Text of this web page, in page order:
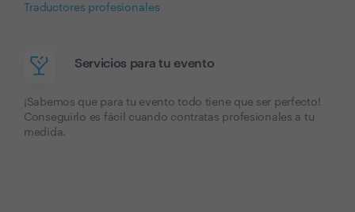
Traductores profesionales
Servicios para tu evento
¡Sabemos que para tu evento todo tiene que ser perfecto!
Conseguirlo es fácil cuando contratas profesionales a tu
medida.